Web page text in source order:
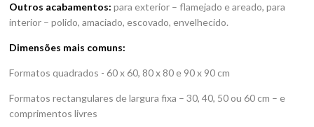
Produtos
Portfolio
Pedreiras
Empresa
Outros acabamentos: para exterior – flamejado e areado, para
interior – polido, amaciado, escovado, envelhecido.
Dimensões mais comuns:
Formatos quadrados - 60 x 60, 80 x 80 e 90 x 90 cm
Formatos rectangulares de largura fixa – 30, 40, 50 ou 60 cm – e
comprimentos livres